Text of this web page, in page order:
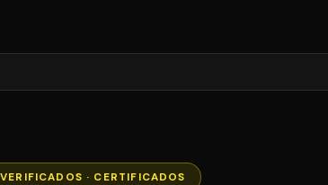
· CERTIFICADOS